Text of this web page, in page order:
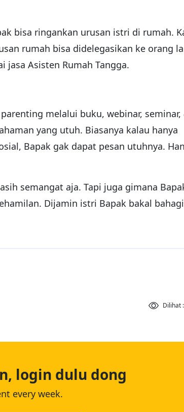
bisa ringankan urusan istri di rumah.
rumah bisa didelegasikan ke orang
jasa Asisten Rumah Tangga.
melalui buku, webinar, seminar,
yang utuh. Biasanya kalau hanya
Bapak gak dapat pesan utuhnya.
semangat aja. Tapi juga gimana
Dijamin istri Bapak bakal
Dilihat
login dulu dong
every week.